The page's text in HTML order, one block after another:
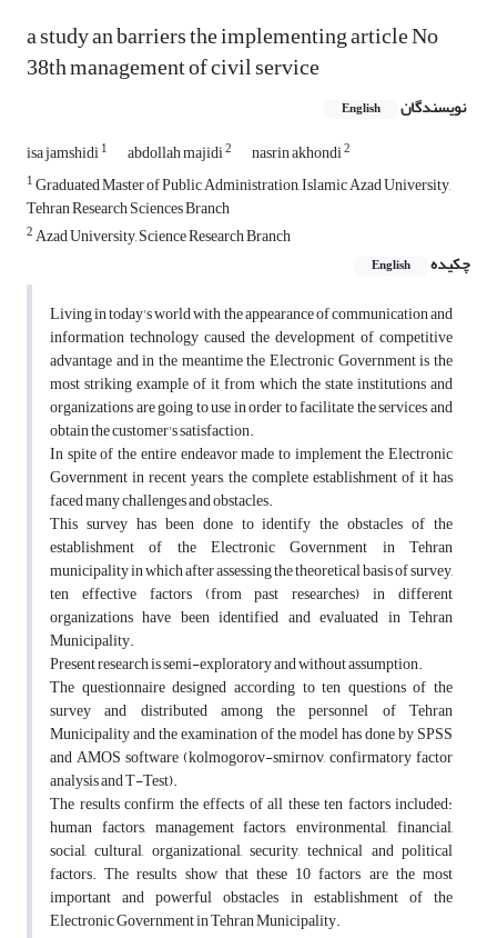
a study an barriers the implementing article No
38th management of civil service
نویسندگان English
isa jamshidi1 abdollah majidi2 nasrin akhondi2
1Graduated Master of Public Administration, Islamic Azad University,
Tehran Research Sciences Branch
2Azad University, Science Research Branch
چکیده
English
Living in today's world with the appearance of communication and
information technology caused the development of competitive
advantage and in the meantime the Electronic Government is the
most striking example of it from which the state institutions and
organizations are going to use in order to facilitate the services and
obtain the customer's satisfaction.
In spite of the entire endeavor made to implement the Electronic
Government in recent years, the complete establishment of it has
faced many challenges and obstacles.
This survey has been done to identify the obstacles of the
establishment of the Electronic Government in Tehran
municipality in which after assessing the theoretical basis of survey,
ten effective factors (from past researches) in different
organizations have been identified and evaluated in Tehran
Municipality.
Present research is semi-exploratory and without assumption.
The questionnaire designed according to ten questions of the
survey and distributed among the personnel of Tehran
Municipality and the examination of the model has done by SPSS
and AMOS software (kolmogorov-smirnov, confirmatory factor
analysis and T-Test).
The results confirm the effects of all these ten factors included:
human factors, management factors, environmental, financial,
social, cultural, organizational, security, technical and political
factors. The results show that these 10 factors are the most
important and powerful obstacles in establishment of the
Electronic Government in Tehran Municipality.